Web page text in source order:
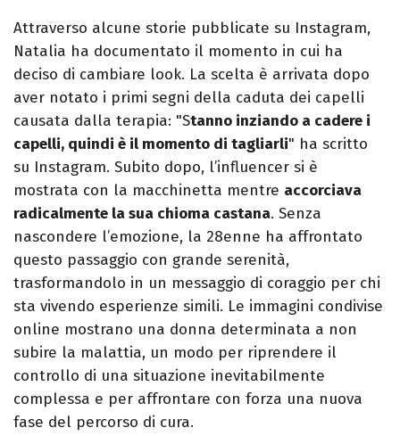
Attraverso alcune storie pubblicate su Instagram,
Natalia ha documentato il momento in cui ha
deciso di cambiare look. La scelta è arrivata dopo
aver notato i primi segni della caduta dei capelli
causata dalla terapia: "Stanno inziando a cadere i
capelli, quindi è il momento di tagliarli" ha scritto
su Instagram. Subito dopo, l’influencer si è
mostrata con la macchinetta mentre accorciava
radicalmente la sua chioma castana. Senza
nascondere l’emozione, la 28enne ha affrontato
questo passaggio con grande serenità,
trasformandolo in un messaggio di coraggio per chi
sta vivendo esperienze simili. Le immagini condivise
online mostrano una donna determinata a non
subire la malattia, un modo per riprendere il
controllo di una situazione inevitabilmente
complessa e per affrontare con forza una nuova
fase del percorso di cura.